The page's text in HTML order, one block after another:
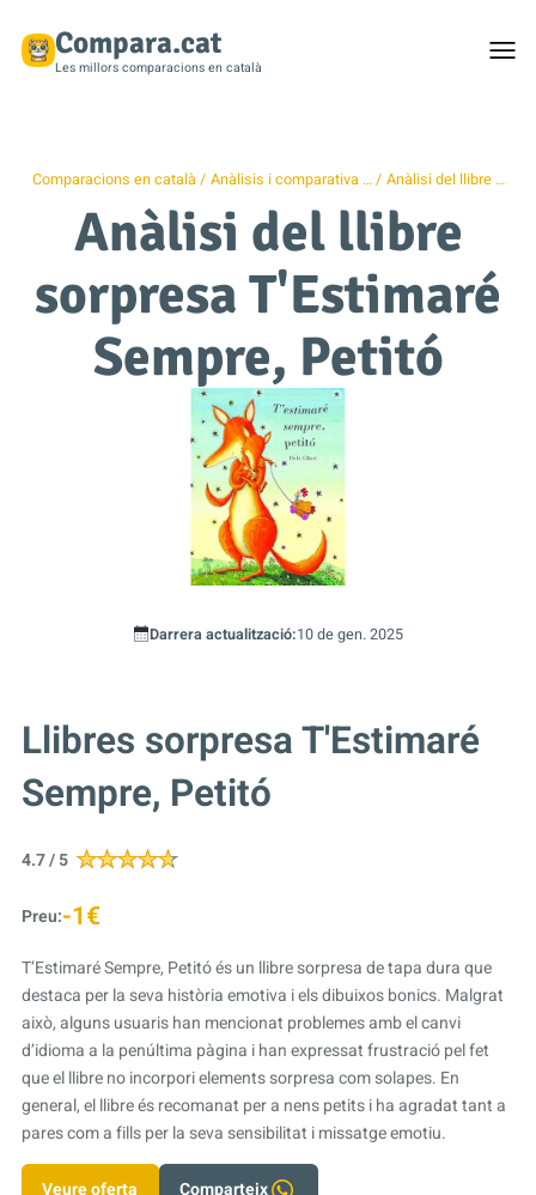
Compara.cat
Les millors comparacions en català
Comparacions en català Anàlisis i comparativa … Anàlisi del llibre …
Anàlisi del llibre
sorpresa T'Estimaré
Sempre, Petitó
Darrera actualització:10 de gen. 2025
Llibres sorpresa T'Estimaré
Sempre, Petitó
4.7 / 5
Preu:-1€
T’Estimaré Sempre, Petitó és un llibre sorpresa de tapa dura que
destaca per la seva història emotiva i els dibuixos bonics. Malgrat
això, alguns usuaris han mencionat problemes amb el canvi
d’idioma a la penúltima pàgina i han expressat frustració pel fet
que el llibre no incorpori elements sorpresa com solapes. En
general, el llibre és recomanat per a nens petits i ha agradat tant a
pares com a fills per la seva sensibilitat i missatge emotiu.
Veure oferta Comparteix